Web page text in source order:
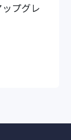
プグレ